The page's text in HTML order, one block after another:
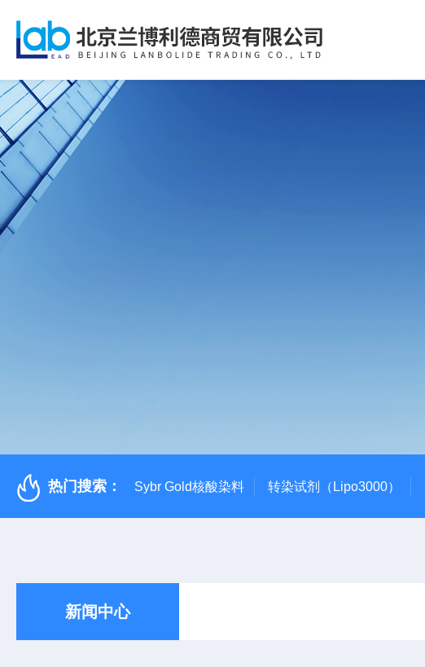
热门搜索： Sybr Gold核酸染料 转染试剂（Lipo3000）
新闻中心